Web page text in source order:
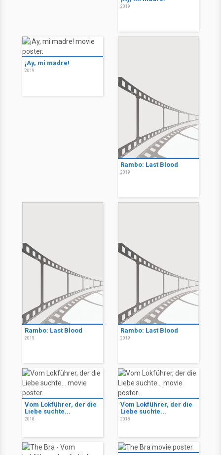
2019
¡Ay, mi madre!
2019
Rambo: Last Blood
2019
Rambo: Last Blood
2019
Rambo: Last Blood
2019
Vom Lokführer, der die
Liebe suchte...
2018
Vom Lokführer, der die
Liebe suchte...
2018